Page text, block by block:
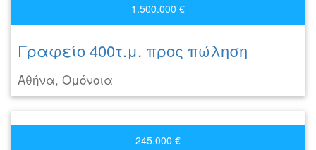
1.500.000 €
Γραφείο 400τ.μ. προς πώληση
Αθήνα, Ομόνοια
245.000 €